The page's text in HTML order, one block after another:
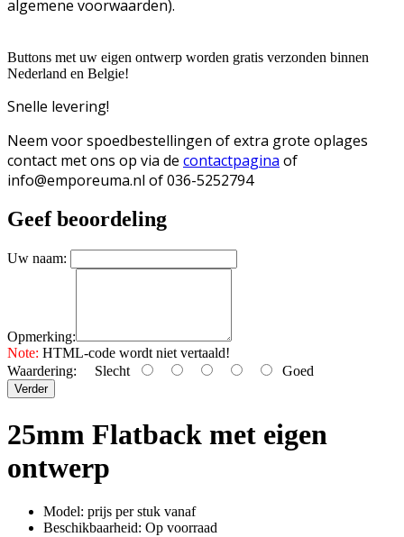
algemene voorwaarden).
Buttons met uw eigen ontwerp worden gratis verzonden binnen
Nederland en Belgie!
Snelle levering!
Neem voor spoedbestellingen of extra grote oplages
contact met ons op via de contactpagina of
info@emporeuma.nl of 036-5252794
Geef beoordeling
Uw naam:
Opmerking:
Note: HTML-code wordt niet vertaald!
Waardering: Slecht Goed
Verder
25mm Flatback met eigen
ontwerp
Model: prijs per stuk vanaf
Beschikbaarheid: Op voorraad